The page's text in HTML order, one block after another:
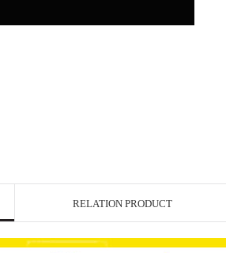
RELATION PRODUCT